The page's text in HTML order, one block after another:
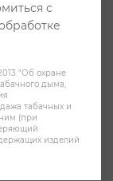
Лёд -
с
"Об охране
дыма,
табачных и
(при
изделий